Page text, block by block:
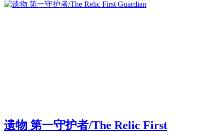
遗物 第一守护者/The Relic First